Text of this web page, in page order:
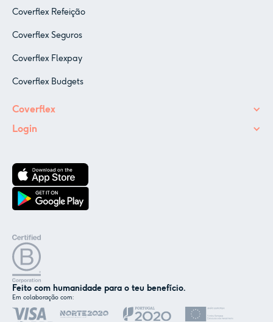
Coverflex Refeição
Coverflex Seguros
Coverflex Flexpay
Coverflex Budgets
Coverflex
Login
Feito com humanidade para o teu benefício.
Em colaboração com: